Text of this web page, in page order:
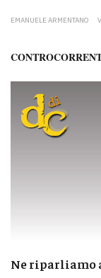
EMANUELE ARMENTANO
Ne riparliamo